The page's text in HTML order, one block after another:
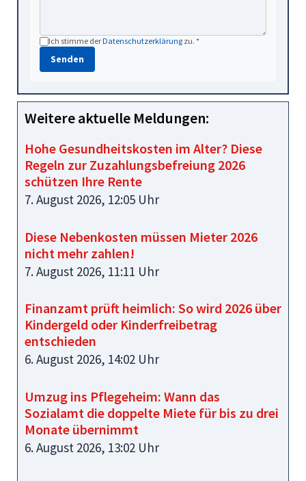
Ich stimme derDatenschutzerklärung zu. *
Senden
Weitere aktuelle Meldungen:
Hohe Gesundheitskosten im Alter? Diese
Regeln zur Zuzahlungsbefreiung 2026
schützen Ihre Rente
7. August 2026, 12:05 Uhr
Diese Nebenkosten müssen Mieter 2026
nicht mehr zahlen!
7. August 2026, 11:11 Uhr
Finanzamt prüft heimlich: So wird 2026 über
Kindergeld oder Kinderfreibetrag
entschieden
6. August 2026, 14:02 Uhr
Umzug ins Pflegeheim: Wann das
Sozialamt die doppelte Miete für bis zu drei
Monate übernimmt
6. August 2026, 13:02 Uhr